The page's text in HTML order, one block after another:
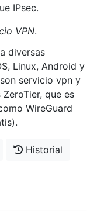
IPsec.
VPN.
diversas
Linux, Android y
servicio vpn y
que es
WireGuard
Historial